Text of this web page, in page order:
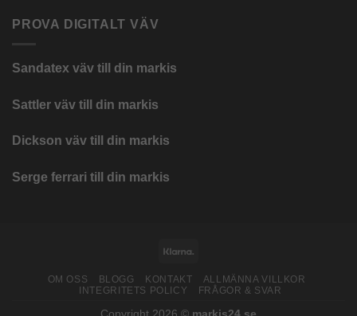
PROVA DIGITALT VÄV
Sandatex väv till din markis
Sattler väv till din markis
Dickson väv till din markis
Serge ferrari till din markis
OM OSS BLOGG KONTAKT
ALLMÄNNA VILLKOR
INTEGRITETS POLICY
FRÅGOR & SVAR